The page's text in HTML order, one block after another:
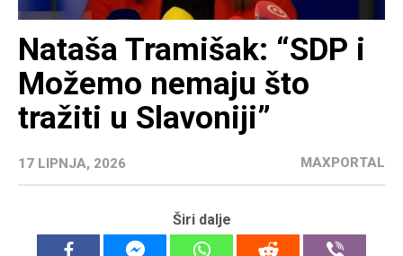
Nataša Tramišak: “SDP i
Možemo nemaju što
tražiti u Slavoniji”
17 LIPNJA, 2026 MAXPORTAL
Širi dalje